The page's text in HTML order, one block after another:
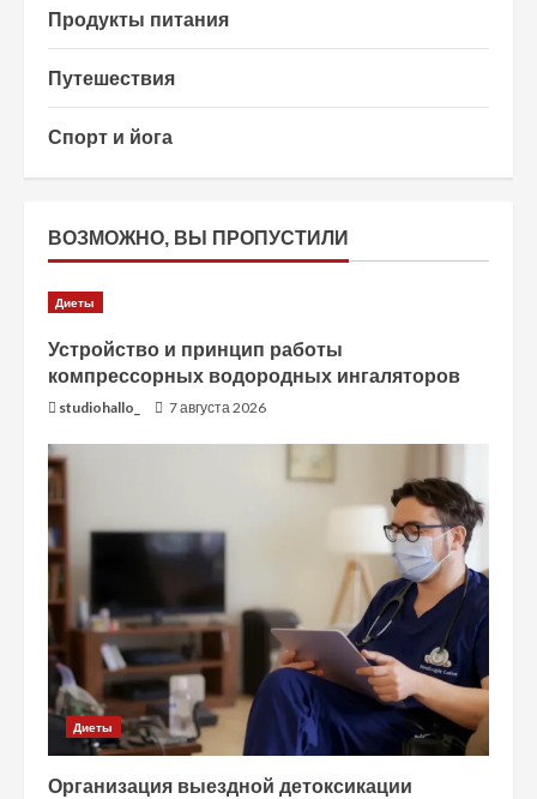
Продукты питания
Путешествия
Спорт и йога
ВОЗМОЖНО, ВЫ ПРОПУСТИЛИ
Диеты
Устройство и принцип работы
компрессорных водородных ингаляторов
studiohallo_ 7 августа 2026
Диеты
Организация выездной детоксикации